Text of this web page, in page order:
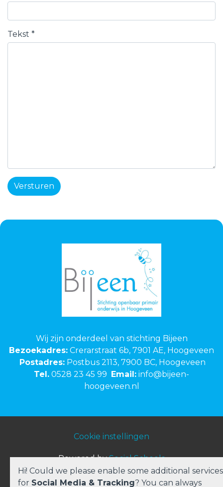
Tekst *
Versturen
Wij zijn onderdeel van stichting Bijeen
Bezoekadres: Crerarstraat 6b, 7901 AE, Hoogeveen
Postadres: Postbus 2113, 7900 BC, Hoogeveen
Tel. 0528 23 45 99 Email: info@bijeen-
hoogeveen.nl
Cookie instellingen
Powered bySocial Schools
Hi! Could we please enable some additional services
for Social Media & Tracking? You can always